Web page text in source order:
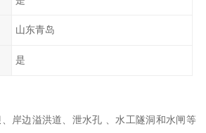
山东青岛
是
岸边溢洪道、泄水孔 、水工隧洞和水闸等